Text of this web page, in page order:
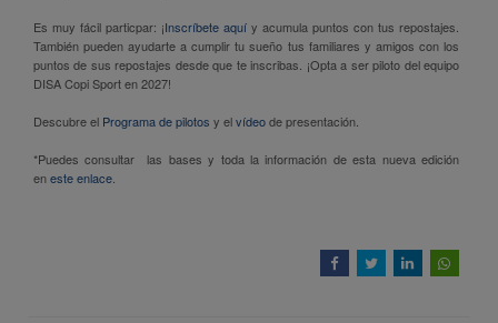
Es muy fácil particpar: ¡Inscríbete aquí y acumula puntos con tus repostajes.
También pueden ayudarte a cumplir tu sueño tus familiares y amigos con los
puntos de sus repostajes desde que te inscribas. ¡Opta a ser piloto del equipo
DISA Copi Sport en 2027!
Descubre el Programa de pilotos y elvídeode presentación.
*Puedes consultar las bases y toda la información de esta nueva edición
eneste enlace